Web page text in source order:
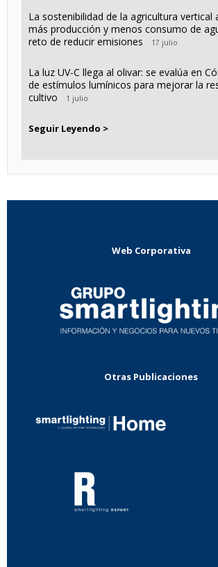
La sostenibilidad de la agricultura vertical
más producción y menos consumo de
reto de reducir emisiones
17 julio
La luz UV-C llega al olivar: se evalúa en
de estímulos lumínicos para mejorar la
cultivo
1 julio
Seguir Leyendo >
Web Corporativa
Otras Publicaciones